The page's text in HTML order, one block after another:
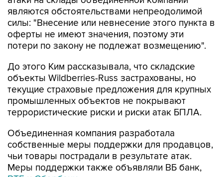
силы: "Внесение или невнесение этого пункта в
оферты не имеют значения, поэтому эти
потери по закону не подлежат возмещению".
До этого Ким рассказывала, что складские
текущие страховые предложения для крупных
промышленных объектов не покрывают
террористические риски и риски атак БПЛА.
Объединенная компания разработала
чьи товары пострадали в результате атак.
Меры поддержки также объявляли ВБ банк,
ВТБ иСбербанк.